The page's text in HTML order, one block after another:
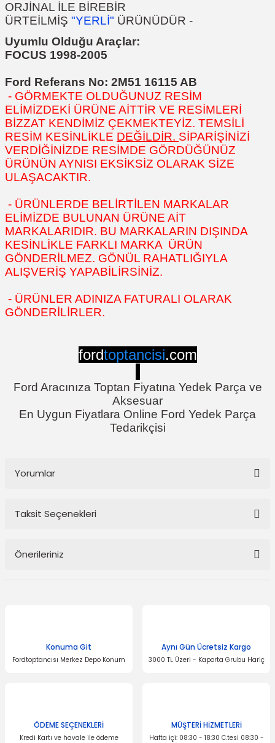
ORJİNAL İLE BİREBİR
ÜRTEİLMİŞ "YERLİ" ÜRÜNÜDÜR -
Uyumlu Olduğu Araçlar:
FOCUS 1998-2005
Ford Referans No: 2M51 16115 AB
- GÖRMEKTE OLDUĞUNUZ RESİM
ELİMİZDEKİ ÜRÜNE AİTTİR VE RESİMLERİ
BİZZAT KENDİMİZ ÇEKMEKTEYİZ. TEMSİLİ
RESİM KESİNLİKLE DEĞİLDİR. SİPARİŞİNİZİ
VERDİĞİNİZDE RESİMDE GÖRDÜĞÜNÜZ
ÜRÜNÜN AYNISI EKSİKSİZ OLARAK SİZE
ULAŞACAKTIR.
- ÜRÜNLERDE BELİRTİLEN MARKALAR
ELİMİZDE BULUNAN ÜRÜNE AİT
MARKALARIDIR. BU MARKALARIN DIŞINDA
KESİNLİKLE FARKLI MARKA ÜRÜN
GÖNDERİLMEZ. GÖNÜL RAHATLIĞIYLA
ALIŞVERİŞ YAPABİLİRSİNİZ.
- ÜRÜNLER ADINIZA FATURALI OLARAK
GÖNDERİLİRLER.
fordtoptancisi.com
Ford Aracınıza Toptan Fiyatına Yedek Parça ve
Aksesuar
En Uygun Fiyatlara Online Ford Yedek Parça
Tedarikçisi
Yorumlar
Taksit Seçenekleri
Önerileriniz
Ürün resmi kalitesiz, bozuk veya görüntülenemiyor.
Bu ürüne benzer farklı alternatifler olmalı.
Konuma Git
Fordtoptancısı Merkez Depo Konum
Aynı Gün Ücretsiz Kargo
3000 TL Üzeri - Kaporta Grubu Hariç
ÖDEME SEÇENEKLERİ
Kredi Kartı ve havale ile ödeme
MÜŞTERİ HİZMETLERİ
Hafta içi: 08:30 - 18:30 C.tesi 08:30 -